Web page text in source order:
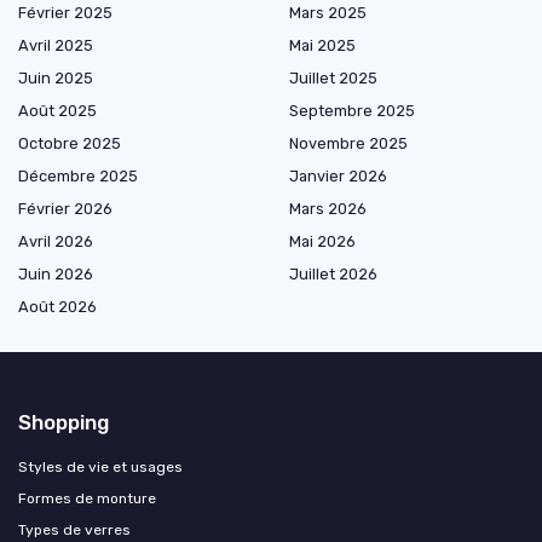
Février 2025
Mars 2025
Avril 2025
Mai 2025
Juin 2025
Juillet 2025
Août 2025
Septembre 2025
Octobre 2025
Novembre 2025
Décembre 2025
Janvier 2026
Février 2026
Mars 2026
Avril 2026
Mai 2026
Juin 2026
Juillet 2026
Août 2026
Shopping
Styles de vie et usages
Formes de monture
Types de verres